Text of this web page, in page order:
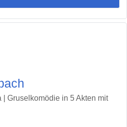
Gruselkomödie in 5 Akten mit